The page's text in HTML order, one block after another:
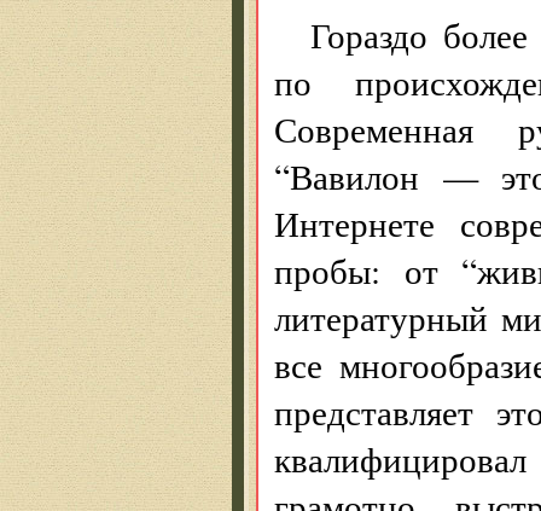
Гораздо
по
Современная
“Вавилон —
Интернете
пробы: от
литературный
все
представляет